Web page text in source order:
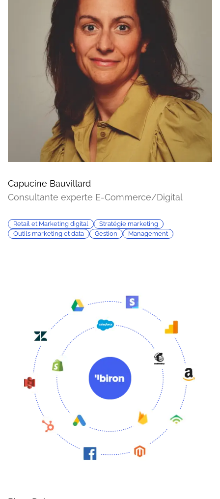
Capucine Bauvillard
Consultante experte E-Commerce/Digital
Retail et Marketing digital
Stratégie marketing
Outils marketing et data
Gestion Management